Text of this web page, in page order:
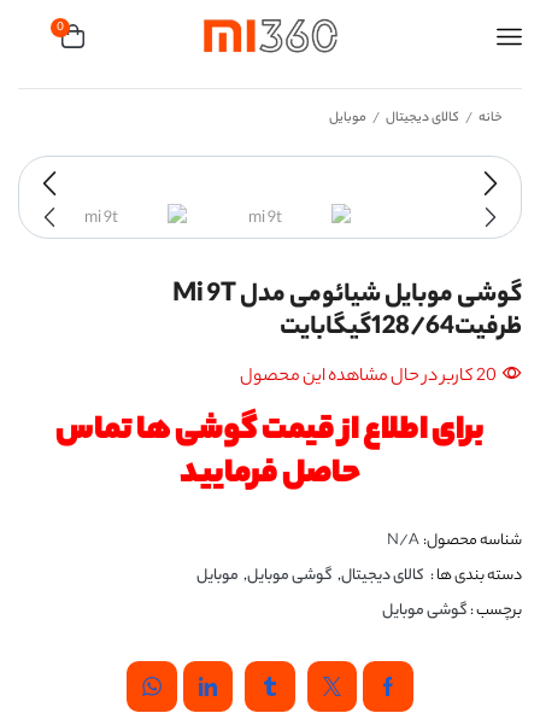
0
خانه / کالای دیجیتال / موبایل
گوشی موبایل شیائومی مدل Mi 9T
ظرفیت128/64گیگابایت
20 کاربر در حال مشاهده این محصول
برای اطلاع از قیمت گوشی ها تماس
حاصل فرمایید
شناسه محصول:N/A
دسته بندی ها : کالای دیجیتال, گوشی موبایل, موبایل
برچسب :گوشی موبایل